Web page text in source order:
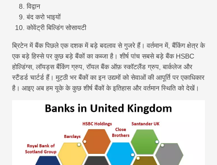
विद्वान
बंद करो भाइयों
कोवेंट्री बिल्डिंग सोसायटी
ब्रिटेन में बैंक पिछले एक दशक में बड़े बदलाव से गुजरे हैं। वर्तमान में, बैंकिंग क्षेत्र के
एक बड़े हिस्से पर कुछ बड़े बैंकों का कब्जा है। शीर्ष पांच सबसे बड़े बैंक HSBC
होल्डिंग्स, लॉयड्स बैंकिंग ग्रुप, रॉयल बैंक ऑफ़ स्कॉटलैंड ग्रुप, बार्कलेज और
स्टैंडर्ड चार्टर्ड हैं। मुट्ठी भर बैंकों का इन उद्यमों को सेवाओं की आपूर्ति पर एकाधिकार
है। आइए अब हम यूके के कुछ शीर्ष बैंकों के इतिहास और वर्तमान स्थिति को देखें।